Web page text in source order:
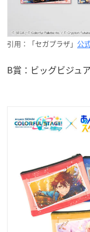
引用：「セガプラザ」 公
B賞：ビッグビジュ